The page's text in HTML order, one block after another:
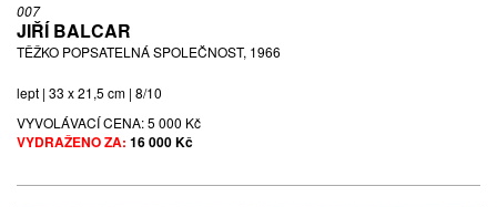
007
JIŘÍ BALCAR
TĚŽKO POPSATELNÁ SPOLEČNOST, 1966
lept | 33 x 21,5 cm | 8/10
VYVOLÁVACÍ CENA:5 000 Kč
VYDRAŽENO ZA: 16 000 Kč